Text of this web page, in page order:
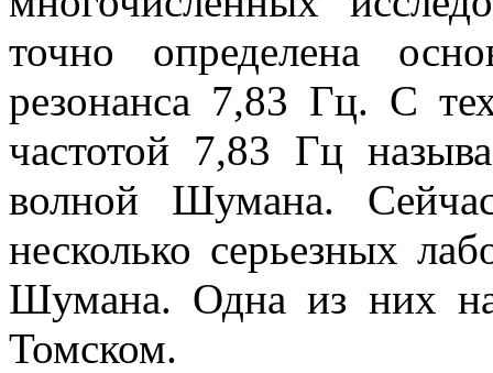
точно определена
резонанса 7,83 Гц. С
частотой 7,83 Гц
волной Шумана.
несколько серьезных
Шумана. Одна из них
Томском.